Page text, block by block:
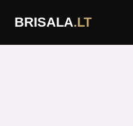
BRISALA.LT